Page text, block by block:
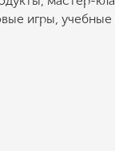
игры, учебные